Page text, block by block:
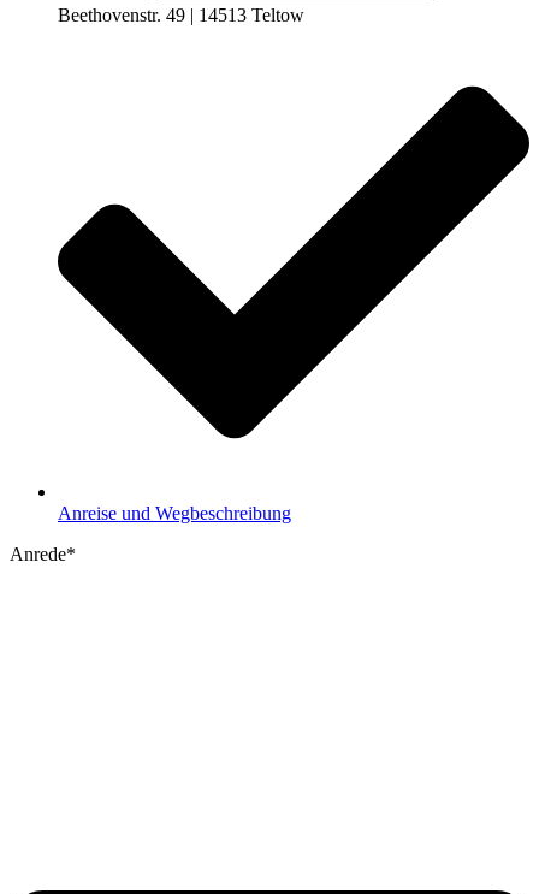
Beethovenstr. 49 | 14513 Teltow
Anreise und Wegbeschreibung
Anrede*